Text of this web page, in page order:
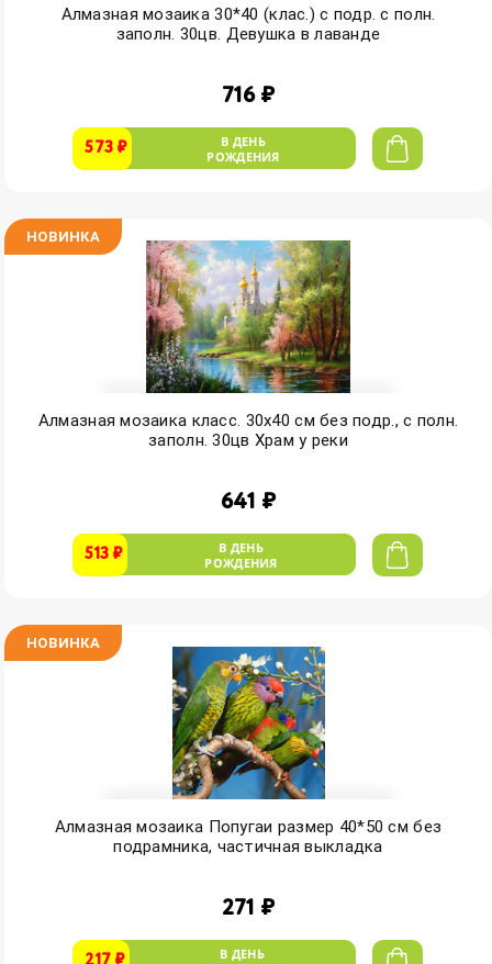
Алмазная мозаика 30*40 (клас.) с подр. с полн.
заполн. 30цв. Девушка в лаванде
716 ₽
573 ₽
В ДЕНЬ
РОЖДЕНИЯ
НОВИНКА
Алмазная мозаика класс. 30х40 см без подр., с полн.
заполн. 30цв Храм у реки
641 ₽
513 ₽
В ДЕНЬ
РОЖДЕНИЯ
НОВИНКА
Алмазная мозаика Попугаи размер 40*50 см без
подрамника, частичная выкладка
271 ₽
217 ₽
В ДЕНЬ